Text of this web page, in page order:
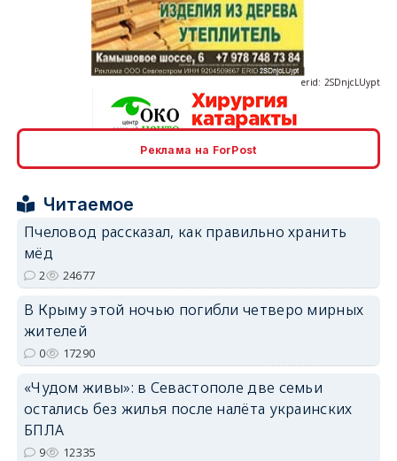
erid: 2SDnjcrDNw6
erid: 2SDnjdPjgYS
Реклама на ForPost
Читаемое
Пчеловод рассказал, как правильно хранить
мёд
2 24677
В Крыму этой ночью погибли четверо мирных
жителей
0 17290
«Чудом живы»: в Севастополе две семьи
остались без жилья после налёта украинских
БПЛА
9 12335